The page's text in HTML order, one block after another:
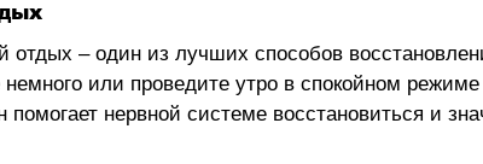
отдых – один из лучших способов
или проведите утро в спокойном
помогает нервной системе восстановиться и